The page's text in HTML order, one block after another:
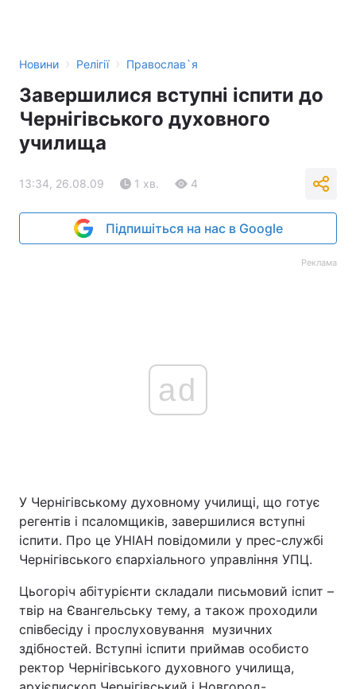
Новини › Релігії › Православ`я
Завершилися вступні іспити до
Чернігівського духовного
училища
13:34, 26.08.09 1 хв. 4
Підпишіться на нас в Google
Реклама
ad
У Чернігівському духовному училищі, що готує
регентів і псаломщиків, завершилися вступні
іспити. Про це УНІАН повідомили у прес-службі
Чернігівського єпархіального управління УПЦ.
Цьогоріч абітурієнти складали письмовий іспит –
твір на Євангельську тему, а також проходили
співбесіду і прослуховування музичних
здібностей. Вступні іспити приймав особисто
ректор Чернігівського духовного училища,